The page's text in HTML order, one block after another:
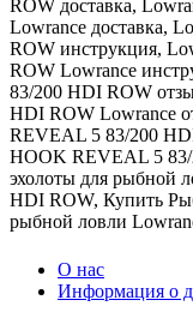
ROW доставка,
Lowrance доставка,
ROW инструкция,
ROW Lowrance
83/200 HDI ROW
HDI ROW Lowrance
REVEAL 5 83/200
HOOK REVEAL 5
эхолоты для рыбной
HDI ROW, Купить
рыбной ловли
О нас
Информация о